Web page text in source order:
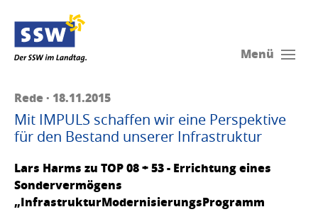
Menü
Rede · 18.11.2015
Mit IMPULS schaffen wir eine Perspektive
für den Bestand unserer Infrastruktur
Lars Harms zu TOP 08 + 53 - Errichtung eines
Sondervermögens
„InfrastrukturModernisierungsProgramm